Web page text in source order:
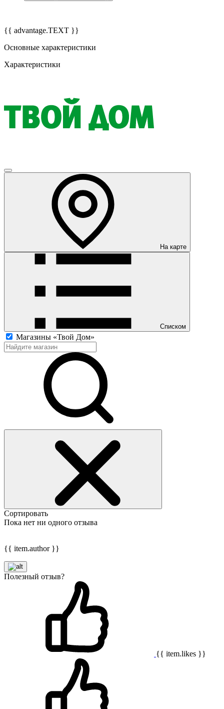
{{ advantage.TEXT }}
Основные характеристики
Характеристики
На карте
Списком
Магазины «Твой Дом»
Сортировать
Пока нет ни одного отзыва
{{ item.author }}
Полезный отзыв?
{{ item.likes }}